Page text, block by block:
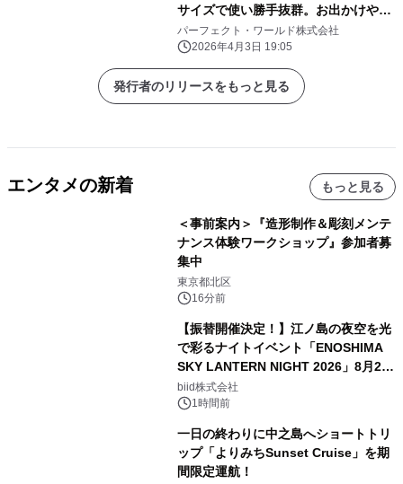
サイズで使い勝手抜群。お出かけや旅
行にぜひ！
パーフェクト・ワールド株式会社
2026年4月3日 19:05
発行者のリリースをもっと見る
エンタメの新着 もっと見る
＜事前案内＞『造形制作＆彫刻メンテ
ナンス体験ワークショップ』参加者募
集中
東京都北区
16分前
【振替開催決定！】江ノ島の夜空を光
で彩るナイトイベント「ENOSHIMA
SKY LANTERN NIGHT 2026」8月22
日(土)振替開催＆受付スタート！
biid株式会社
1時間前
一日の終わりに中之島へショートトリ
ップ「よりみちSunset Cruise」を期
間限定運航！